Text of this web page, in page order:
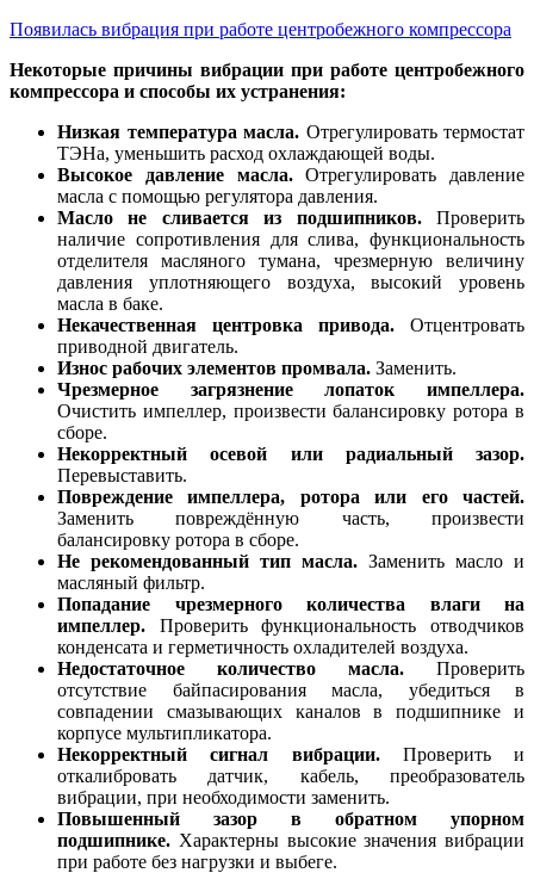
Появилась вибрация при работе центробежного компрессора
Некоторые причины вибрации при работе центробежного
компрессора и способы их устранения:
Низкая температура масла. Отрегулировать термостат
ТЭНа, уменьшить расход охлаждающей воды.
Высокое давление масла.Отрегулировать давление
масла с помощью регулятора давления.
Масло не сливается из подшипников.Проверить
наличие сопротивления для слива, функциональность
отделителя масляного тумана, чрезмерную величину
давления уплотняющего воздуха, высокий уровень
масла в баке.
Некачественная центровка привода. Отцентровать
приводной двигатель.
Износ рабочих элементов промвала. Заменить.
Чрезмерное загрязнение лопаток импеллера.
Очистить импеллер, произвести балансировку ротора в
сборе.
Некорректный осевой или радиальный зазор.
Перевыставить.
Повреждение импеллера, ротора или его частей.
Заменить повреждённую часть, произвести
балансировку ротора в сборе.
Не рекомендованный тип масла. Заменить масло и
масляный фильтр.
Попадание чрезмерного количества влаги на
импеллер. Проверить функциональность отводчиков
конденсата и герметичность охладителей воздуха.
Недостаточное количество масла. Проверить
отсутствие байпасирования масла, убедиться в
совпадении смазывающих каналов в подшипнике и
корпусе мультипликатора.
Некорректный сигнал вибрации.Проверить и
откалибровать датчик, кабель, преобразователь
вибрации, при необходимости заменить.
Повышенный зазор в обратном упорном
подшипнике. Характерны высокие значения вибрации
при работе без нагрузки и выбеге.